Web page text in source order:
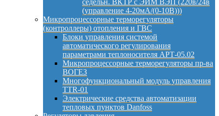
(управление 4-20мА/(0-10В)))
Микропроцессорные терморегуляторы
(контроллеры) отопления и ГВС
Блоки управления системой
автоматического регулирования
параметрами теплоносителя АРТ-05.02
Микропроцессорные терморегуляторы пр-ва
ВОГЕЗ
Многофункциональный модуль управления
TTR-01
Электрические средства автоматизации
тепловых пунктов Danfoss